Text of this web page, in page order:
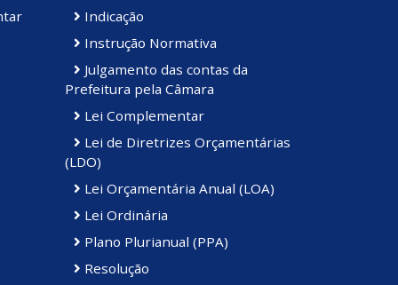
Indicação
Instrução Normativa
Julgamento das contas da
Prefeitura pela Câmara
Lei Complementar
Lei de Diretrizes Orçamentárias
(LDO)
Lei Orçamentária Anual (LOA)
Lei Ordinária
Plano Plurianual (PPA)
Resolução